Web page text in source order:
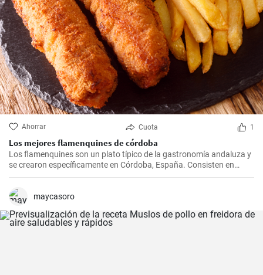
Ahorrar Cuota 1
Los mejores flamenquines de córdoba
Los flamenquines son un plato típico de la gastronomía andaluza y
se crearon específicamente en Córdoba, España. Consisten en
rollitos de jamón serrano y carne de cerdo empanados y fritos. Son
como tapas y son comúnmente acompañados con papas fritas y
mayonesa.
maycasoro